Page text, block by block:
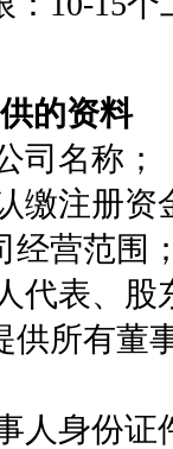
的资料
司名称；
缴注册
经营范围
代表、
供所有董
人身份